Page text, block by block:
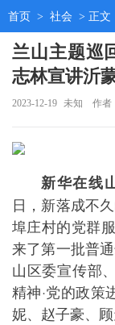
首页 > 社会 > 正文
兰山主题巡
志林宣讲沂
2023-12-19 未知 作者
新华在线
日，新落成不
埠庄村的党群
来了第一批普
山区委宣传部
精神·党的政策
妮、赵子豪、